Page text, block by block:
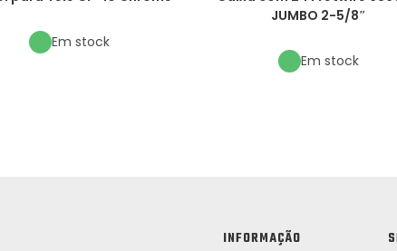
Em stock
JUMBO 2-5/8″
Em stock
INFORMAÇÃO